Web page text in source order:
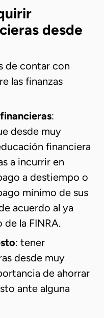
desde
de contar con
las finanzas
:
desde muy
financiera
a incurrir en
a destiempo o
mínimo de sus
acuerdo al ya
la FINRA.
: tener
desde muy
de ahorrar
ante alguna